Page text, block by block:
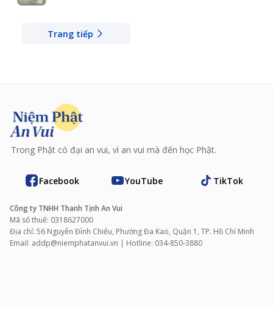
Trang tiếp
Trong Phật có đại an vui, vì an vui mà đến học Phật.
Facebook YouTube TikTok
Công ty TNHH Thanh Tịnh An Vui
Mã số thuế: 0318627000
Địa chỉ: 56 Nguyễn Đình Chiểu, Phường Đa Kao, Quận 1, TP. Hồ Chí Minh
Email: addp@niemphatanvui.vn | Hotline: 034‑850‑3880